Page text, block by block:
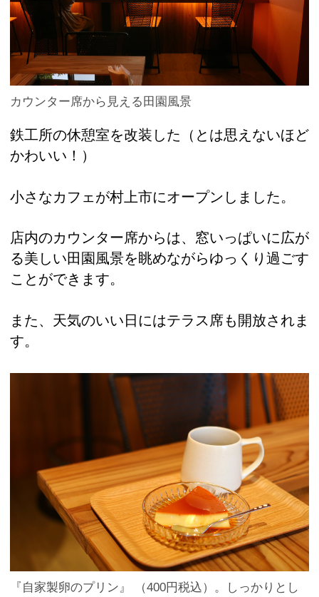
カウンター席から見える田園風景
鉄工所の休憩室を改装した（とは思えないほど
かわいい！）
小さなカフェが村上市にオープンしました。
店内のカウンター席からは、窓いっぱいに広が
る美しい田園風景を眺めながらゆっくり過ごす
ことができます。
また、天気のいい日にはテラス席も開放されま
す。
『自家製卵のプリン』 （400円税込）。しっかりとし